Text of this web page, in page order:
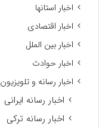
اخبار استانها
اخبار اقتصادی
اخبار بین الملل
اخبار حوادث
اخبار رسانه و تلویزیون
اخبار رسانه ایرانی
اخبار رسانه ترکی